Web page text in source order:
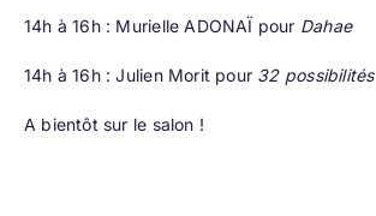
14h à 16h : Murielle ADONAÏ pour Dahae
14h à 16h : Julien Morit pour 32 possibilités
A bientôt sur le salon !